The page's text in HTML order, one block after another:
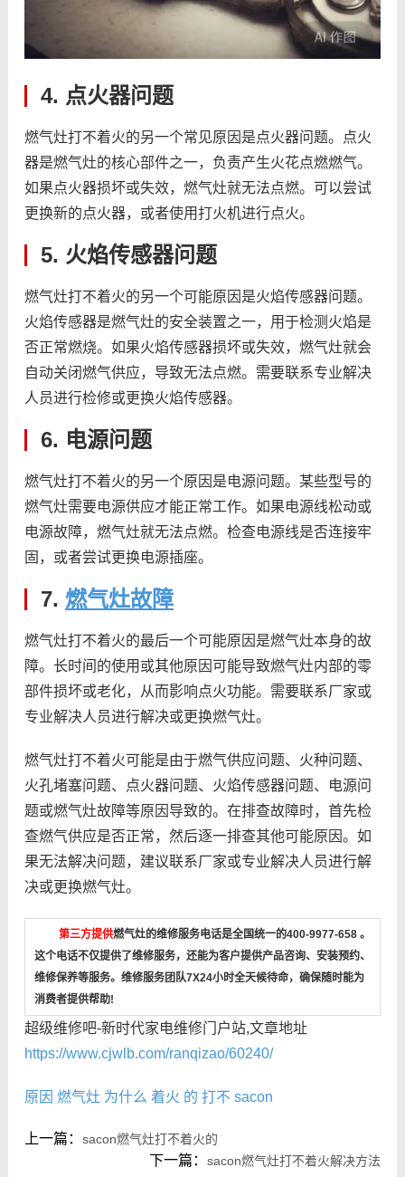
4. 点火器问题
燃气灶打不着火的另一个常见原因是点火器问题。点火
器是燃气灶的核心部件之一，负责产生火花点燃燃气。
如果点火器损坏或失效，燃气灶就无法点燃。可以尝试
更换新的点火器，或者使用打火机进行点火。
5. 火焰传感器问题
燃气灶打不着火的另一个可能原因是火焰传感器问题。
火焰传感器是燃气灶的安全装置之一，用于检测火焰是
否正常燃烧。如果火焰传感器损坏或失效，燃气灶就会
自动关闭燃气供应，导致无法点燃。需要联系专业解决
人员进行检修或更换火焰传感器。
6. 电源问题
燃气灶打不着火的另一个原因是电源问题。某些型号的
燃气灶需要电源供应才能正常工作。如果电源线松动或
电源故障，燃气灶就无法点燃。检查电源线是否连接牢
固，或者尝试更换电源插座。
7. 燃气灶故障
燃气灶打不着火的最后一个可能原因是燃气灶本身的故
障。长时间的使用或其他原因可能导致燃气灶内部的零
部件损坏或老化，从而影响点火功能。需要联系厂家或
专业解决人员进行解决或更换燃气灶。
燃气灶打不着火可能是由于燃气供应问题、火种问题、
火孔堵塞问题、点火器问题、火焰传感器问题、电源问
题或燃气灶故障等原因导致的。在排查故障时，首先检
查燃气供应是否正常，然后逐一排查其他可能原因。如
果无法解决问题，建议联系厂家或专业解决人员进行解
决或更换燃气灶。
第三方提供燃气灶的维修服务电话是全国统一的400-9977-658 。
这个电话不仅提供了维修服务，还能为客户提供产品咨询、安装预约、
维修保养等服务。维修服务团队7X24小时全天候待命，确保随时能为
消费者提供帮助!
超级维修吧-新时代家电维修门户站,文章地址
https://www.cjwlb.com/ranqizao/60240/
原因 燃气灶 为什么 着火 的 打不 sacon
上一篇： sacon燃气灶打不着火的
下一篇：sacon燃气灶打不着火解决方法